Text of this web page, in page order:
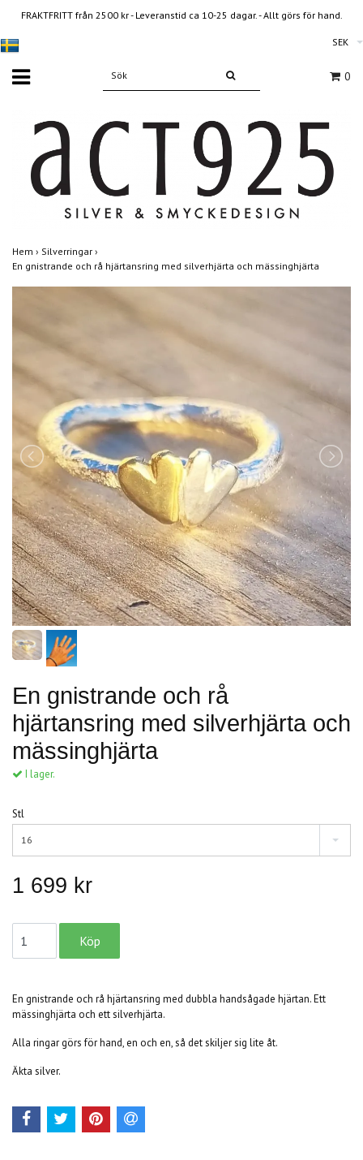
FRAKTFRITT från 2500 kr - Leveranstid ca 10-25 dagar. - Allt görs för hand.
SEK
0
Hem › Silverringar ›
En gnistrande och rå hjärtansring med silverhjärta och mässinghjärta
En gnistrande och rå
hjärtansring med silverhjärta och
mässinghjärta
I lager.
Stl
16
1 699 kr
En gnistrande och rå hjärtansring med dubbla handsågade hjärtan. Ett
mässinghjärta och ett silverhjärta.
Alla ringar görs för hand, en och en, så det skiljer sig lite åt.
Äkta silver.